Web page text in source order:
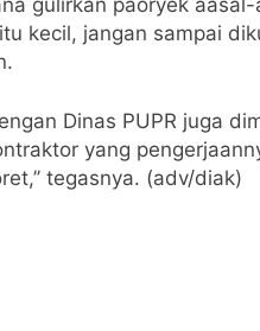
gulirkan paoryek
itu kecil, jangan sampai
Dinas PUPR juga
yang
tegasnya. (adv/diak)